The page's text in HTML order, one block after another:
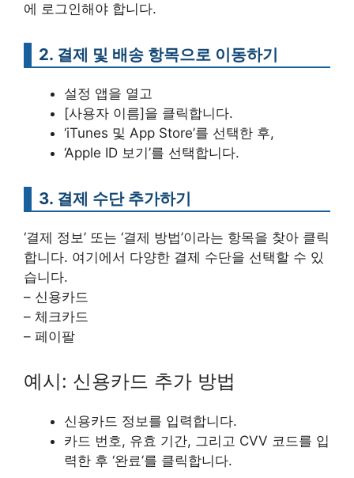
에 로그인해야 합니다.
2. 결제 및 배송 항목으로 이동하기
설정 앱을 열고
[사용자 이름]을 클릭합니다.
‘iTunes 및 App Store’를 선택한 후,
‘Apple ID 보기’를 선택합니다.
3. 결제 수단 추가하기
‘결제 정보’ 또는 ‘결제 방법’이라는 항목을 찾아 클릭
합니다. 여기에서 다양한 결제 수단을 선택할 수 있
습니다.
– 신용카드
– 체크카드
– 페이팔
예시: 신용카드 추가 방법
신용카드 정보를 입력합니다.
카드 번호, 유효 기간, 그리고 CVV 코드를 입
력한 후 ‘완료’를 클릭합니다.